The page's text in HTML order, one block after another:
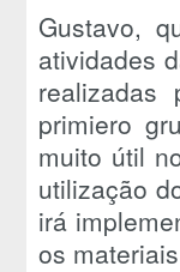
Gustavo,
atividades
primiero
muito útil
utilização
irá
os